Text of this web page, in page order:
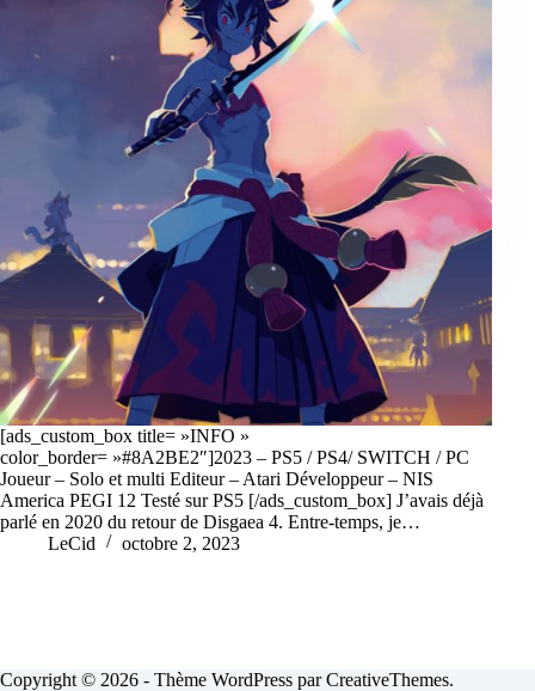
[ads_custom_box title= »INFO »
color_border= »#8A2BE2″]2023 – PS5 / PS4/ SWITCH / PC
Joueur – Solo et multi Editeur – Atari Développeur – NIS
America PEGI 12 Testé sur PS5 [/ads_custom_box] J’avais déjà
parlé en 2020 du retour de Disgaea 4. Entre-temps, je…
LeCid
octobre 2, 2023
Copyright © 2026 - Thème WordPress parCreativeThemes.